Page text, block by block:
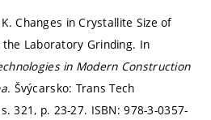
K. Changes in Crystallite Size of
Laboratory Grinding. In
in Modern Construction
Švýcarsko: Trans Tech
321, p. 23-27. ISBN: 978-3-0357-